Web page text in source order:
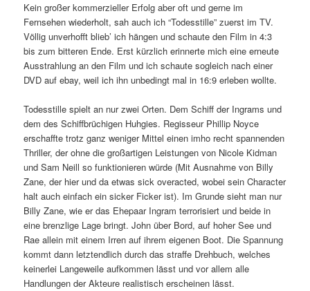
Kein großer kommerzieller Erfolg aber oft und gerne im
Fernsehen wiederholt, sah auch ich “Todesstille” zuerst im TV.
Völlig unverhofft blieb’ ich hängen und schaute den Film in 4:3
bis zum bitteren Ende. Erst kürzlich erinnerte mich eine erneute
Ausstrahlung an den Film und ich schaute sogleich nach einer
DVD auf ebay, weil ich ihn unbedingt mal in 16:9 erleben wollte.
Todesstille spielt an nur zwei Orten. Dem Schiff der Ingrams und
dem des Schiffbrüchigen Huhgies. Regisseur Phillip Noyce
erschaffte trotz ganz weniger Mittel einen imho recht spannenden
Thriller, der ohne die großartigen Leistungen von Nicole Kidman
und Sam Neill so funktionieren würde (Mit Ausnahme von Billy
Zane, der hier und da etwas sick overacted, wobei sein Character
halt auch einfach ein sicker Ficker ist). Im Grunde sieht man nur
Billy Zane, wie er das Ehepaar Ingram terrorisiert und beide in
eine brenzlige Lage bringt. John über Bord, auf hoher See und
Rae allein mit einem Irren auf ihrem eigenen Boot. Die Spannung
kommt dann letztendlich durch das straffe Drehbuch, welches
keinerlei Langeweile aufkommen lässt und vor allem alle
Handlungen der Akteure realistisch erscheinen lässt.